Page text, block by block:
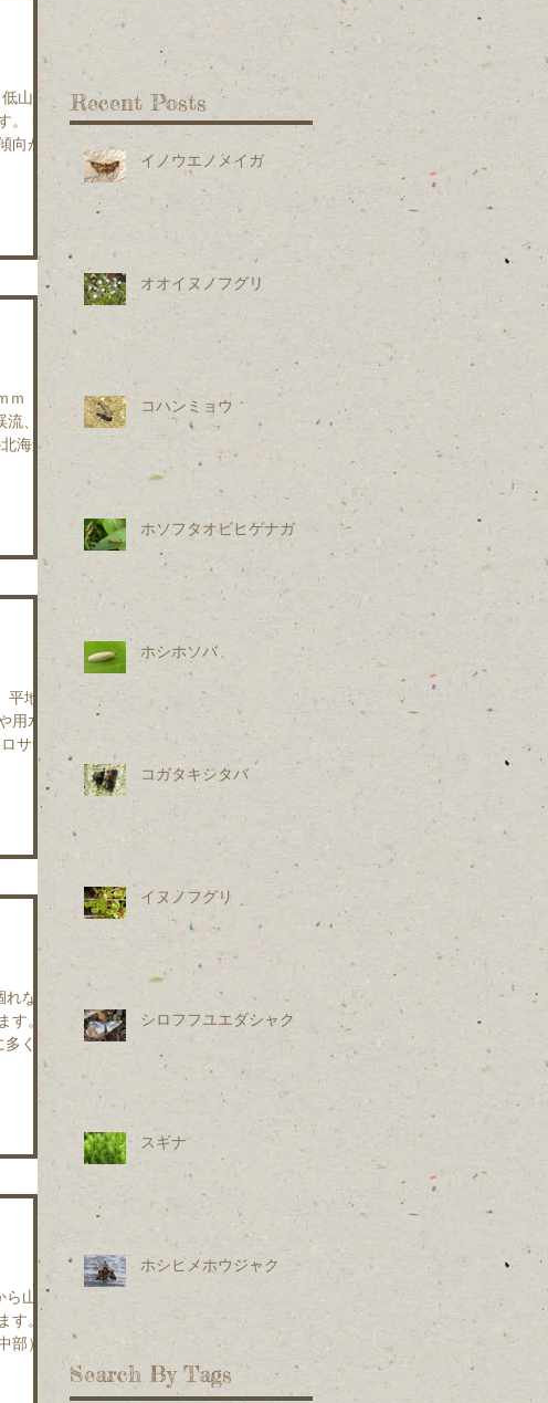
山地
。 開
向があ
に分布
地か
用水路
サナ
付属器
スは産
ない
す。
く見
しま
山手
す。
部）、
Recent Posts
イノウエノメイガ
オオイヌノフグリ
コハンミョウ
ホソフタオビヒゲナガ
ホシホソバ
コガタキシタバ
イヌノフグリ
シロフフユエダシャク
スギナ
ホシヒメホウジャク
Search By Tags